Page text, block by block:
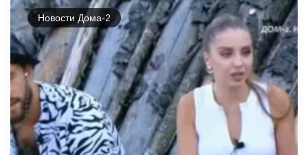
Новости Дома-2